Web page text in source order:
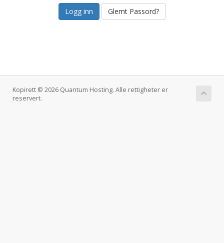
Glemt Passord?
Kopirett © 2026 Quantum Hosting. Alle rettigheter er
reservert.